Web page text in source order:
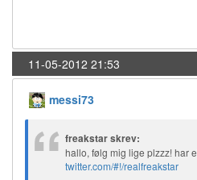
11-05-2012 21:53
messi73
freakstar skrev:
hallo, følg mig lige plzzz! har
twitter.com/#!/realfreakstar